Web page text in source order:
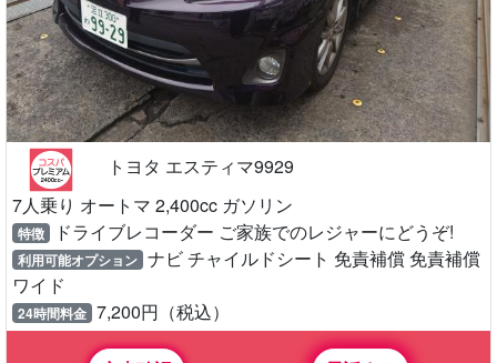
トヨタ エスティマ9929
7人乗り オートマ 2,400cc ガソリン
特徴 ドライブレコーダー ご家族でのレジャーにどうぞ!
利用可能オプション ナビ チャイルドシート 免責補償 免責補償
ワイド
24時間料金 7,200円（税込）